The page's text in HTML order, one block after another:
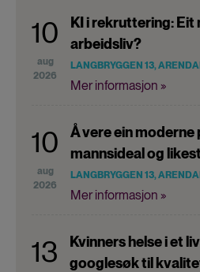
10
aug
2026
KI i rekruttering: Eit
arbeidsliv?
LANGBRYGGEN 13,
Mer informasjon »
10
aug
2026
Å vere ein moderne
mannsideal og
LANGBRYGGEN 13,
Mer informasjon »
13
Kvinners helse i et
googlesøk til